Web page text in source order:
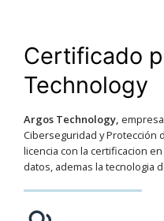
Certificado
Technology
Argos Technology,
Ciberseguridad y Protección
licencia con la certificacion
datos, ademas la tecnologia